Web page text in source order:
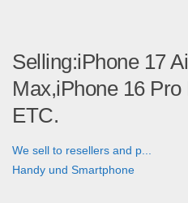
Selling:iPhone 17
Max,iPhone 16
ETC.
We sell to resellers and p...
Handy und Smartphone